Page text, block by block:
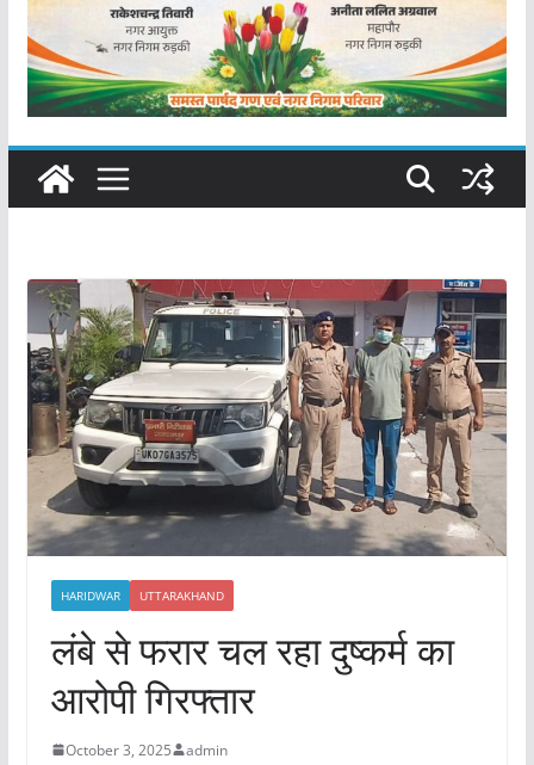
HARIDWAR UTTARAKHAND
लंबे से फरार चल रहा दुष्कर्म का
आरोपी गिरफ्तार
October 3, 2025 admin